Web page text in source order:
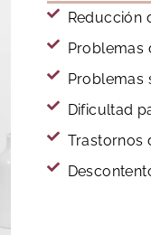
Reducción
Problemas
Problemas
Dificultad
Trastornos